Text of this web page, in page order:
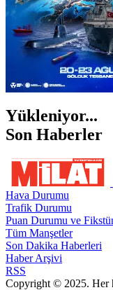
Yükleniyor...
Son Haberler
Hava Durumu
Trafik Durumu
Puan Durumu ve
Tüm Manşetler
Son Dakika Haberleri
Haber Arşivi
RSS
Copyright © 2025. Her